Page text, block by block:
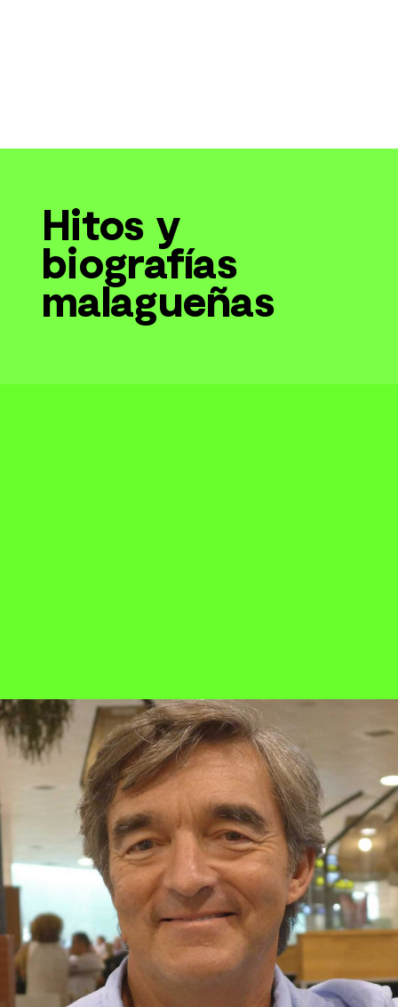
Hitos y
biografías
malagueñas